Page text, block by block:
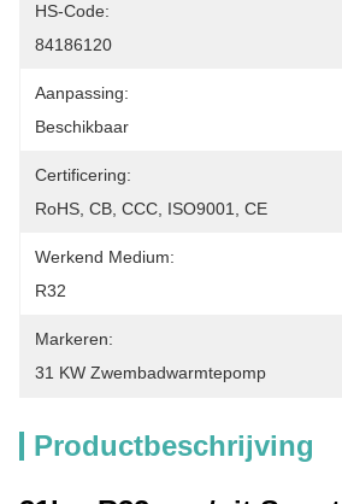
HS-Code:
84186120
Aanpassing:
Beschikbaar
Certificering:
RoHS, CB, CCC, ISO9001, CE
Werkend Medium:
R32
Markeren:
31 KW Zwembadwarmtepomp
Productbeschrijving